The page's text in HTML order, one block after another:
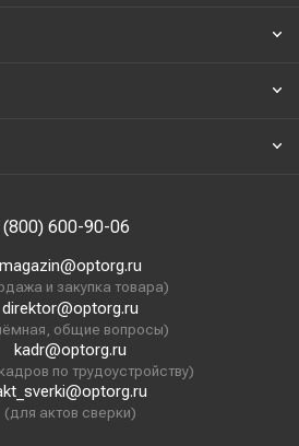
(800) 600-90-06
magazin@optorg.ru
и закупка товара)
direktor@optorg.ru
общие вопросы)
kadr@optorg.ru
по трудоустройству)
(для актов сверки)